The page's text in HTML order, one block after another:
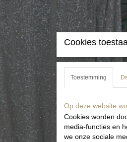
Cookies
Toestemming
Op deze website
Cookies worden
media-functies en
we onze sociale